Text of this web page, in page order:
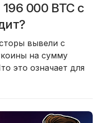
000 BTC с
вывели с
на сумму
это означает для